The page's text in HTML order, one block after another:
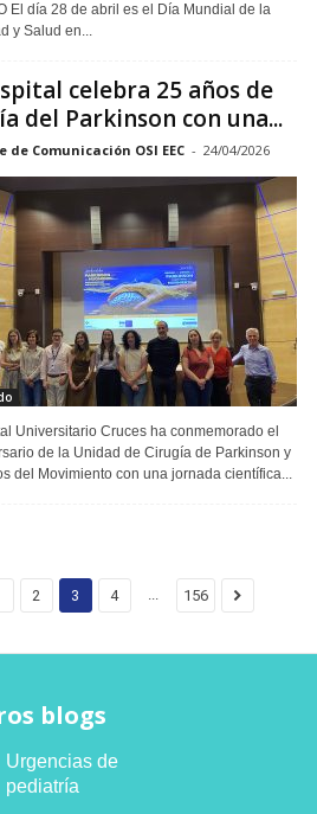
la
y Salud en...
celebra 25 años de
del Parkinson con una...
de Comunicación OSI EEC - 24/04/2026
Universitario Cruces ha conmemorado el
de la Unidad de Cirugía de Parkinson y
del Movimiento con una jornada científica...
2 3 4 ... 156
blogs
Urgencias de
pediatría